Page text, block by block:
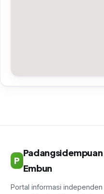
P
Padangsidempuan
Embun
Portal informasi independen